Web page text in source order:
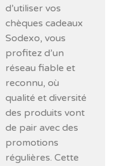
d’utiliser vos
chèques cadeaux
Sodexo, vous
profitez d’un
réseau fiable et
reconnu, où
qualité et diversité
des produits vont
de pair avec des
promotions
régulières. Cette